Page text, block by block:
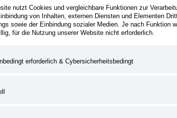
nutzt Cookies und vergleichbare Funktionen zur
von Inhalten, externen Diensten und Elementen
sowie der Einbindung sozialer Medien. Je nach Funktion
für die Nutzung unserer Website nicht erforderlich.
erforderlich & Cybersicherheitsbedingt
kein Gesetzestext, den man abheftet und vergisst.
gesamte Bau- und Rohstoffbranche. Zum ersten Mal